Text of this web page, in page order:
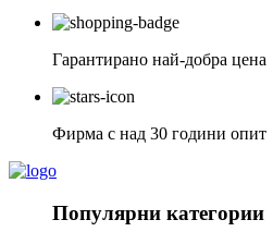
Гарантирано най-добра цена
Фирма с над 30 години опит
Популярни категории